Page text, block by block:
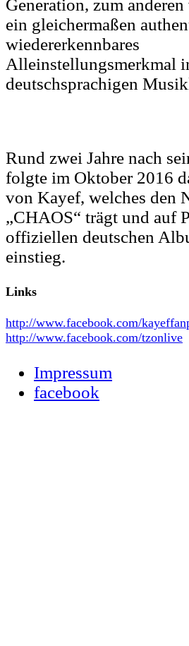
Generation, zum
ein gleichermaßen
wiedererkennbares
Alleinstellungsmerkmal
deutschsprachigen
Rund zwei Jahre nach
folgte im Oktober 2016
von Kayef, welches den
„CHAOS“ trägt und auf
offiziellen deutschen
einstieg.
Links
http://www.facebook.com/
http://www.facebook.com/tzonlive
Impressum
facebook